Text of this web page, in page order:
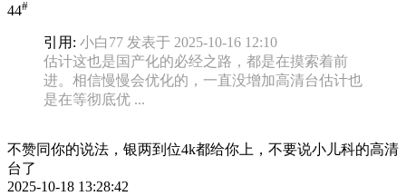
44#
引用: 小白77 发表于 2025-10-16 12:10
估计这也是国产化的必经之路，都是在摸索着前
进。相信慢慢会优化的，一直没增加高清台估计也
是在等彻底优 ...
不赞同你的说法，银两到位4k都给你上，不要说小儿科的高清
台了
2025-10-18 13:28:42